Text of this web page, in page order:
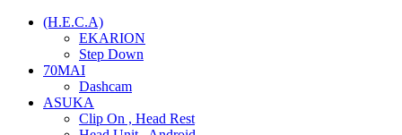
(H.E.C.A)
EKARION
Step Down
70MAI
Dashcam
ASUKA
Clip On , Head Rest